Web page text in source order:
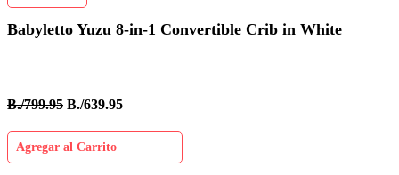
Babyletto Yuzu 8-in-1 Convertible Crib in White
B./799.95 B./639.95
Agregar al Carrito